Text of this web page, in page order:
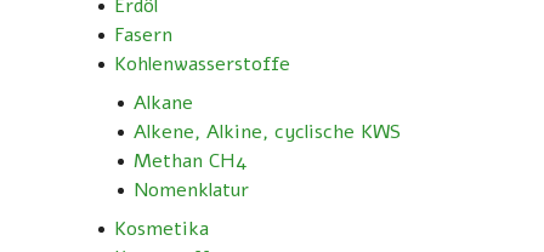
Erdöl
Fasern
Kohlenwasserstoffe
Alkane
Alkene, Alkine, cyclische KWS
Methan CH4
Nomenklatur
Kosmetika